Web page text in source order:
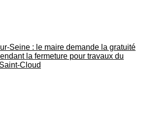
Seine : le maire demande la gratuité
la fermeture pour travaux du
Cloud